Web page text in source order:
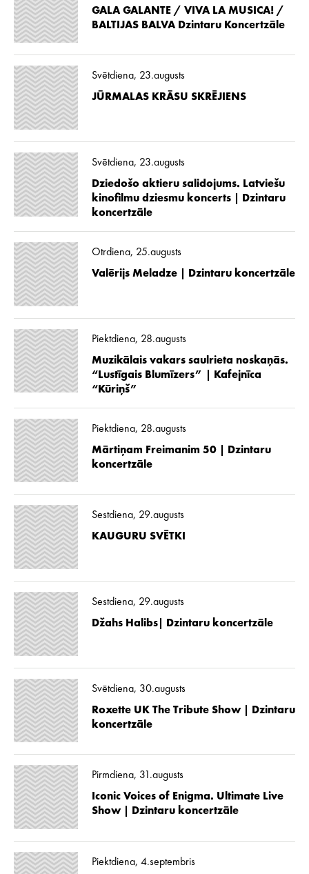
GALA GALANTE / VIVA LA MUSICA! /
BALTIJAS BALVA Dzintaru Koncertzāle
Svētdiena, 23.augusts
JŪRMALAS KRĀSU SKRĒJIENS
Svētdiena, 23.augusts
Dziedošo aktieru salidojums. Latviešu
kinofilmu dziesmu koncerts | Dzintaru
koncertzāle
Otrdiena, 25.augusts
Valērijs Meladze | Dzintaru koncertzāle
Piektdiena, 28.augusts
Muzikālais vakars saulrieta noskaņās.
“Lustīgais Blumīzers” | Kafejnīca
“Kūriņš”
Piektdiena, 28.augusts
Mārtiņam Freimanim 50 | Dzintaru
koncertzāle
Sestdiena, 29.augusts
KAUGURU SVĒTKI
Sestdiena, 29.augusts
Džahs Halibs| Dzintaru koncertzāle
Svētdiena, 30.augusts
Roxette UK The Tribute Show | Dzintaru
koncertzāle
Pirmdiena, 31.augusts
Iconic Voices of Enigma. Ultimate Live
Show | Dzintaru koncertzāle
Piektdiena, 4.septembris